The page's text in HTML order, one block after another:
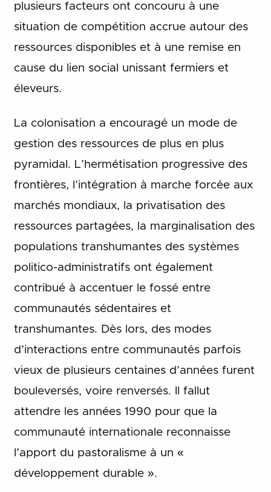
plusieurs facteurs ont concouru à une
situation de compétition accrue autour des
ressources disponibles et à une remise en
cause du lien social unissant fermiers et
éleveurs.
La colonisation a encouragé un mode de
gestion des ressources de plus en plus
pyramidal. L’hermétisation progressive des
frontières, l’intégration à marche forcée aux
marchés mondiaux, la privatisation des
ressources partagées, la marginalisation des
populations transhumantes des systèmes
politico-administratifs ont également
contribué à accentuer le fossé entre
communautés sédentaires et
transhumantes. Dès lors, des modes
d’interactions entre communautés parfois
vieux de plusieurs centaines d’années furent
bouleversés, voire renversés. Il fallut
attendre les années 1990 pour que la
communauté internationale reconnaisse
l’apport du pastoralisme à un «
développement durable ».